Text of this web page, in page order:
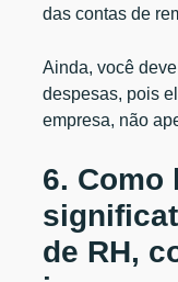
das contas de
Ainda, você
despesas, pois
empresa, não
6. Como
de RH,